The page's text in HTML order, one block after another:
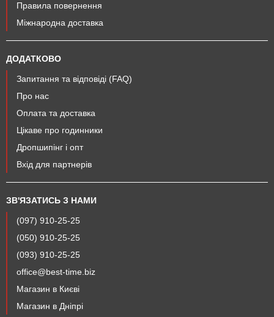
Правила повернення
Міжнародна доставка
ДОДАТКОВО
Запитання та відповіді (FAQ)
Про нас
Оплата та доставка
Цікаве про годинники
Дропшипінг і опт
Вхід для партнерів
ЗВ'ЯЗАТИСЬ З НАМИ
(097) 910-25-25
(050) 910-25-25
(093) 910-25-25
office@best-time.biz
Магазин в Києві
Магазин в Дніпрі